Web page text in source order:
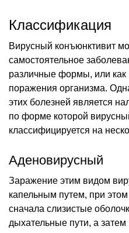
Классификация
Вирусный конъюнктивит
самостоятельное
различные формы, или
поражения организма.
этих болезней является
по форме которой
классифицируется на
Аденовирусный
Заражение этим видом
капельным путем, при
сначала слизистые
дыхательные пути, а затем